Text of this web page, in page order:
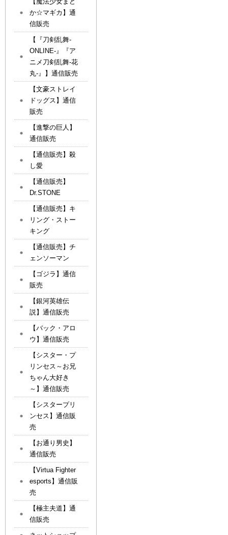
か☆マギカ】通
信販売
【『刀剣乱舞-
ONLINE-』『ア
ニメ刀剣乱舞-花
丸-』】通信販売
【文豪ストレイ
ドッグス】通信
販売
【進撃の巨人】
通信販売
【通信販売】殺
し愛
【通信販売】
Dr.STONE
【通信販売】キ
リング・ストー
キング
【通信販売】チ
ェンソーマン
【ゴジラ】通信
販売
【銀河英雄伝
説】通信販売
【バック・アロ
ウ】通信販売
【シスター・プ
リンセス～お兄
ちゃん大好き
～】通信販売
【シスタープリ
ンセス】通信販
売
【お通り男史】
通信販売
【Virtua Fighter
esports】通信販
売
【極主夫道】通
信販売